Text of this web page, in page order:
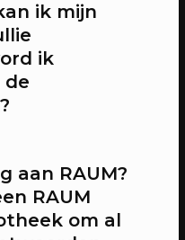
het
ik mijn
ik
de
aan RAUM?
RAUM
om al